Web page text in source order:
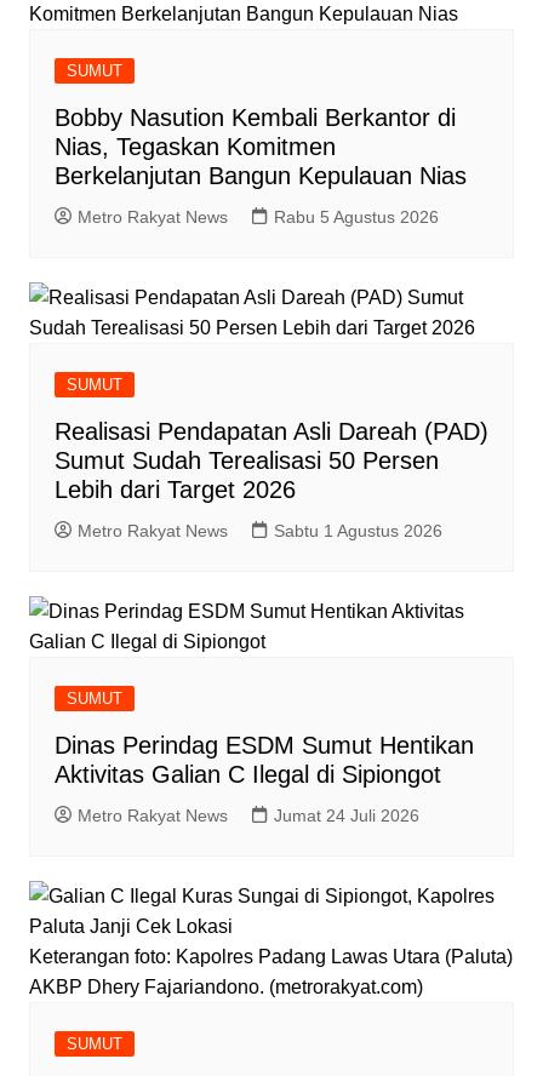
SUMUT
Bobby Nasution Kembali Berkantor di
Nias, Tegaskan Komitmen
Berkelanjutan Bangun Kepulauan Nias
Metro Rakyat News Rabu 5 Agustus 2026
SUMUT
‎Realisasi Pendapatan Asli Dareah (PAD)
Sumut Sudah Terealisasi 50 Persen
Lebih dari Target 2026
Metro Rakyat News Sabtu 1 Agustus 2026
SUMUT
Dinas Perindag ESDM Sumut Hentikan
Aktivitas Galian C Ilegal di Sipiongot
Metro Rakyat News Jumat 24 Juli 2026
Keterangan foto: Kapolres Padang Lawas Utara (Paluta)
AKBP Dhery Fajariandono. (metrorakyat.com)
SUMUT